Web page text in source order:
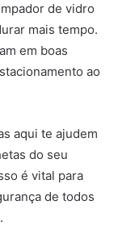
de vidro
mais tempo.
em boas
ao
aqui te ajudem
do seu
é vital para
de todos